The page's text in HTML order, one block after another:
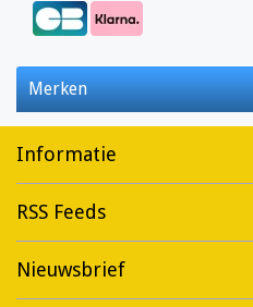
Merken
Informatie
RSS Feeds
Nieuwsbrief